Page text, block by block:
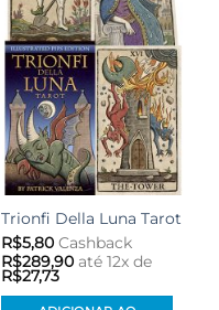
desejos
Trionfi Della Luna Tarot
R$5,80 Cashback
R$289,90 até 12x de
R$27,73